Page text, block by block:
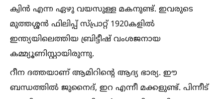
ക്വിൻ എന്ന ഏഴു വയസുള്ള മകനുണ്ട്. ഇവരുടെ
മുത്തശ്ശൻ ഫിലിപ്പ് സ്പ്രാറ്റ് 1920കളില്‍
ഇന്ത്യയിലെത്തിയ ബ്രിട്ടീഷ് വംശജനായ
കമ്മ്യൂണിസ്റ്റായിരുന്നു.
റീന ദത്തയാണ് ആമിറിന്റെ ആദ്യ ഭാര്യ. ഈ
ബന്ധത്തില്‍ ജുനൈദ്, ഇറ എന്നീ മക്കളുണ്ട്. പിന്നീട്